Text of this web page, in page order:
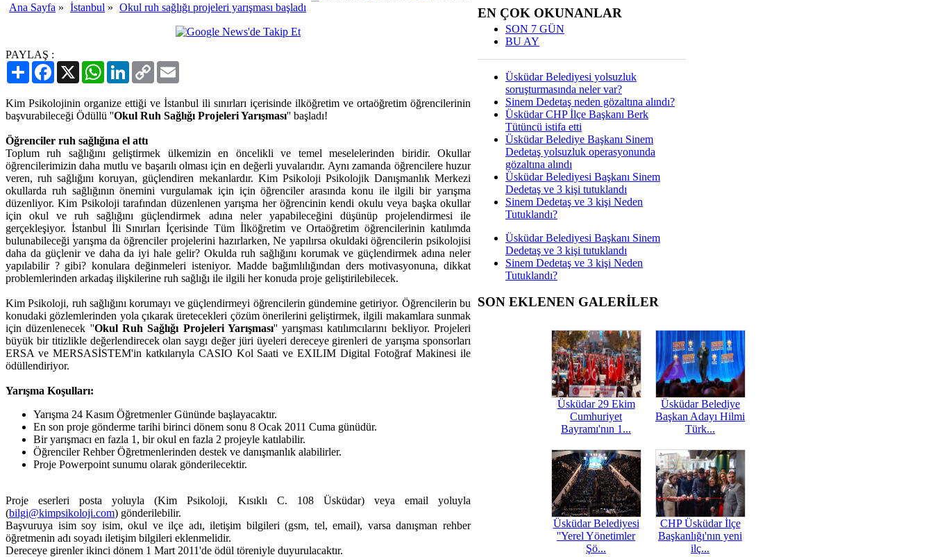
Ana Sayfa » İstanbul » Okul ruh sağlığı projeleri yarışması başladı
PAYLAŞ :
PaylaşFacebook
X WhatsAppLinkedIn
Copy
Link
Kim Psikolojinin organize ettiği ve İstanbul ili sınırları içerisinde ilköğretim ve ortaöğretim öğrencilerinin
başvurabileceği Ödüllü ''Okul Ruh Sağlığı Projeleri Yarışması'' başladı!
Öğrenciler ruh sağlığına el attı
Toplum ruh sağlığını geliştirmek ülkemizin en öncelikli ve temel meselelerinden biridir. Okullar
öğrencilerimizin daha mutlu ve başarılı olması için en değerli yuvalarıdır. Aynı zamanda öğrencilere huzur
veren, ruh sağlığını koruyan, güçlendiren mekanlardır. Kim Psikoloji Psikolojik Danışmanlık Merkezi
okullarda ruh sağlığının önemini vurgulamak için için öğrenciler arasında konu ile ilgili bir yarışma
düzenliyor. Kim Psikoloji tarafından düzenlenen yarışma her öğrencinin kendi okulu veya başka okullar
için okul ve ruh sağlığını güçlendirmek adına neler yapabileceğini düşünüp projelendirmesi ile
gerçekleşiyor. İstanbul İli Sınırları İçerisinde Tüm İlköğretim ve Ortaöğretim öğrencilerinin katılımda
bulunabileceği yarışma da öğrenciler projelerini hazırlarken, Ne yapılırsa okuldaki öğrencilerin psikolojisi
daha da güçlenir ve daha da iyi hale gelir? Okulda ruh sağlığını korumak ve güçlendirmek adına neler
yapılabilir ? gibi? konulara değinmeleri isteniyor. Madde bağımlılığından ders motivasyonuna, dikkat
problemlerinden arkadaş ilişkilerine ruh sağlığı ile ilgili her konuda proje geliştirilebilecek.
Kim Psikoloji, ruh sağlığını korumayı ve güçlendirmeyi öğrencilerin gündemine getiriyor. Öğrencilerin bu
konudaki gözlemlerinden yola çıkarak üretecekleri çözüm önerilerini geliştirmek, ilgili makamlara sunmak
için düzenlenecek ''Okul Ruh Sağlığı Projeleri Yarışması'' yarışması katılımcılarını bekliyor. Projeleri
büyük bir titizlikle değerlendirecek olan saygı değer jüri üyeleri dereceye girenleri de yarışma sponsorları
ERSA ve MERSASİSTEM'in katkılarıyla CASIO Kol Saati ve EXILIM Digital Fotoğraf Makinesi ile
ödüllendiriyor.
Yarışma Koşulları:
Yarışma 24 Kasım Öğretmenler Gününde başlayacaktır.
En son proje gönderme tarihi birinci dönem sonu 8 Ocak 2011 Cuma günüdür.
Bir yarışmacı en fazla 1, bir okul en fazla 2 projeyle katılabilir.
Öğrenciler Rehber Öğretmenlerinden destek ve danışmanlık alabilirler.
Proje Powerpoint sunumu olarak gönderilecektir.
Proje eserleri posta yoluyla (Kim Psikoloji, Kısıklı C. 108 Üsküdar) veya email yoluyla
(bilgi@kimpsikoloji.com) gönderilebilir.
Başvuruya isim soy isim, okul ve ilçe adı, iletişim bilgileri (gsm, tel, email), varsa danışman rehber
öğretmenin adı soyadı iletişim bilgileri eklenmelidir.
Dereceye girenler ikinci dönem 1 Mart 2011'de ödül töreniyle duyurulacaktır.
EN ÇOK OKUNANLAR
SON 7 GÜN
BU AY
Üsküdar Belediyesi yolsuzluk
soruşturmasında neler var?
Sinem Dedetaş neden gözaltına alındı?
Üsküdar CHP İlçe Başkanı Berk
Tütüncü istifa etti
Üsküdar Belediye Başkanı Sinem
Dedetaş yolsuzluk operasyonunda
gözaltına alındı
Üsküdar Belediyesi Başkanı Sinem
Dedetaş ve 3 kişi tutuklandı
Sinem Dedetaş ve 3 kişi Neden
Tutuklandı?
Üsküdar Belediyesi Başkanı Sinem
Dedetaş ve 3 kişi tutuklandı
Sinem Dedetaş ve 3 kişi Neden
Tutuklandı?
SON EKLENEN GALERİLER
Üsküdar 29 Ekim
Cumhuriyet
Bayramı'nın 1...
Üsküdar Belediye
Başkan Adayı Hilmi
Türk...
Üsküdar Belediyesi
''Yerel Yönetimler
Şö...
CHP Üsküdar İlçe
Başkanlığı'nın yeni
ilç...